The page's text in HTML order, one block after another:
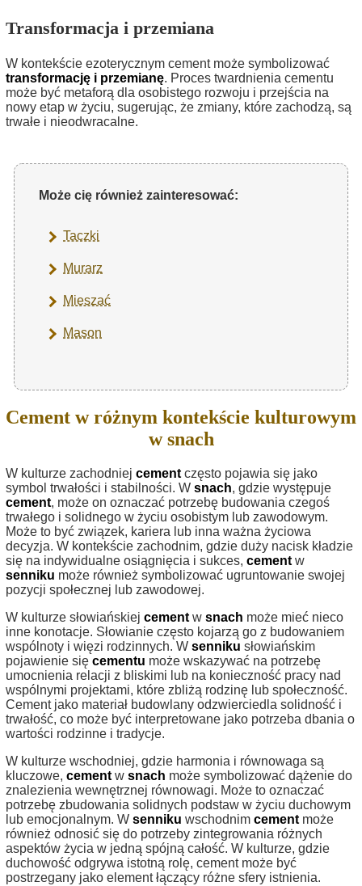
Transformacja i przemiana
W kontekście ezoterycznym cement może symbolizować
transformację i przemianę. Proces twardnienia cementu
może być metaforą dla osobistego rozwoju i przejścia na
nowy etap w życiu, sugerując, że zmiany, które zachodzą, są
trwałe i nieodwracalne.
Może cię również zainteresować:
Taczki
Murarz
Mieszać
Mason
Cement w różnym kontekście kulturowym
w snach
W kulturze zachodniej cement często pojawia się jako
symbol trwałości i stabilności. W snach, gdzie występuje
cement, może on oznaczać potrzebę budowania czegoś
trwałego i solidnego w życiu osobistym lub zawodowym.
Może to być związek, kariera lub inna ważna życiowa
decyzja. W kontekście zachodnim, gdzie duży nacisk kładzie
się na indywidualne osiągnięcia i sukces, cement w
senniku może również symbolizować ugruntowanie swojej
pozycji społecznej lub zawodowej.
W kulturze słowiańskiej cement w snach może mieć nieco
inne konotacje. Słowianie często kojarzą go z budowaniem
wspólnoty i więzi rodzinnych. W senniku słowiańskim
pojawienie się cementu może wskazywać na potrzebę
umocnienia relacji z bliskimi lub na konieczność pracy nad
wspólnymi projektami, które zbliżą rodzinę lub społeczność.
Cement jako materiał budowlany odzwierciedla solidność i
trwałość, co może być interpretowane jako potrzeba dbania o
wartości rodzinne i tradycje.
W kulturze wschodniej, gdzie harmonia i równowaga są
kluczowe, cement w snach może symbolizować dążenie do
znalezienia wewnętrznej równowagi. Może to oznaczać
potrzebę zbudowania solidnych podstaw w życiu duchowym
lub emocjonalnym. W senniku wschodnim cement może
również odnosić się do potrzeby zintegrowania różnych
aspektów życia w jedną spójną całość. W kulturze, gdzie
duchowość odgrywa istotną rolę, cement może być
postrzegany jako element łączący różne sfery istnienia.